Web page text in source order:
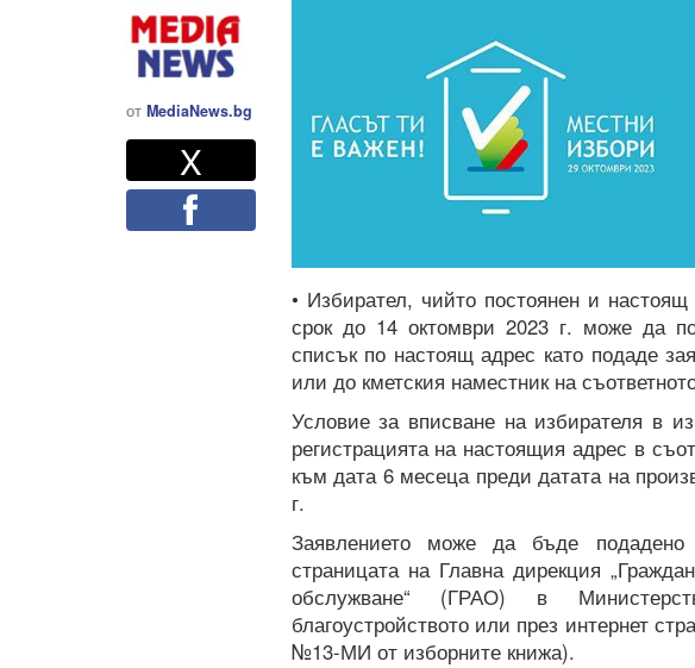
от MediaNews.bg
Споделете
XTwitter
• Избирател, чийто постоянен и
срок до 14 октомври 2023 г. може да
списък по настоящ адрес като подаде
или до кметския наместник на
Условие за вписване на избирателя в
регистрацията на настоящия адрес в
към дата 6 месеца преди датата на
г.
Заявлението може да бъде
страницата на Главна дирекция
обслужване“ (ГРАО) в
благоустройството или през интернет
№13-МИ от изборните книжа).